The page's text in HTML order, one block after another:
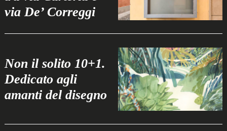
via De’ Correggi
Non il solito 10+1.
Dedicato agli
amanti del disegno